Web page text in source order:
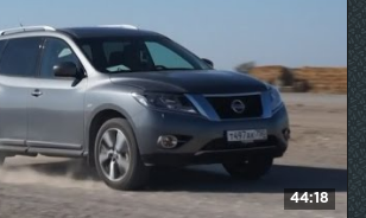
44:18